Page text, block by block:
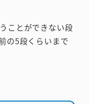
ことができない段
の5段くらいまで